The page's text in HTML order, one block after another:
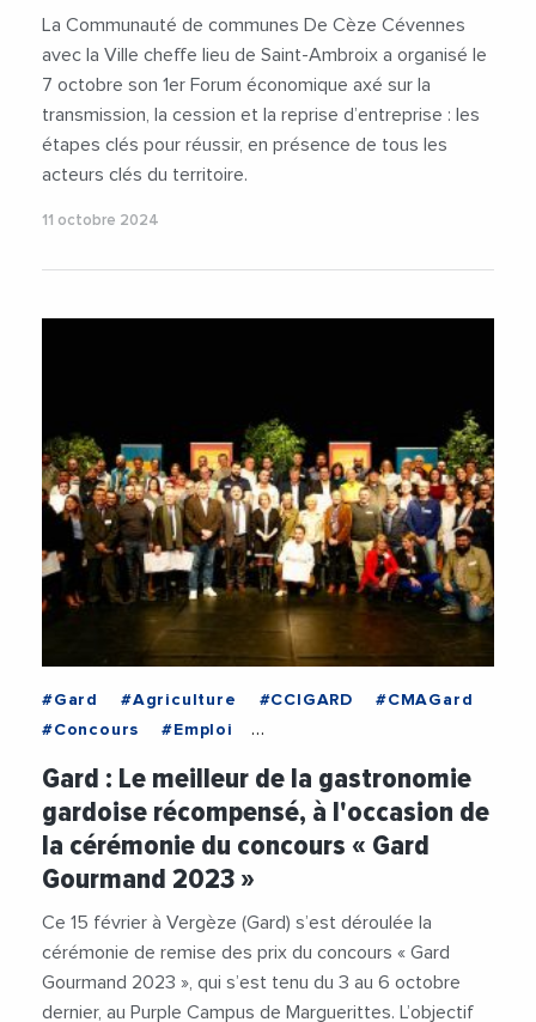
La Communauté de communes De Cèze Cévennes
avec la Ville cheffe lieu de Saint-Ambroix a organisé le
7 octobre son 1er Forum économique axé sur la
transmission, la cession et la reprise d’entreprise : les
étapes clés pour réussir, en présence de tous les
acteurs clés du territoire.
11 octobre 2024
#Gard #Agriculture #CCIGARD
#CMAGard
#Concours
#Emploi
#Gastronomie
#Patrimoine
#VieDesEntreprises
Gard : Le meilleur de la gastronomie
gardoise récompensé, à l'occasion de
la cérémonie du concours « Gard
Gourmand 2023 »
Ce 15 février à Vergèze (Gard) s’est déroulée la
cérémonie de remise des prix du concours « Gard
Gourmand 2023 », qui s’est tenu du 3 au 6 octobre
dernier, au Purple Campus de Marguerittes. L’objectif